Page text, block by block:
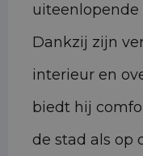
Dankzij zijn
interieur en
biedt hij
de stad als op